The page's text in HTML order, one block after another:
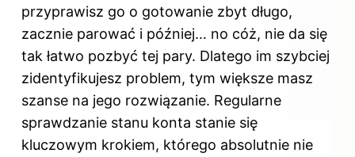
przyprawisz go o gotowanie zbyt długo,
zacznie parować i później… no cóż, nie da się
tak łatwo pozbyć tej pary. Dlatego im szybciej
zidentyfikujesz problem, tym większe masz
szanse na jego rozwiązanie. Regularne
sprawdzanie stanu konta stanie się
kluczowym krokiem, którego absolutnie nie